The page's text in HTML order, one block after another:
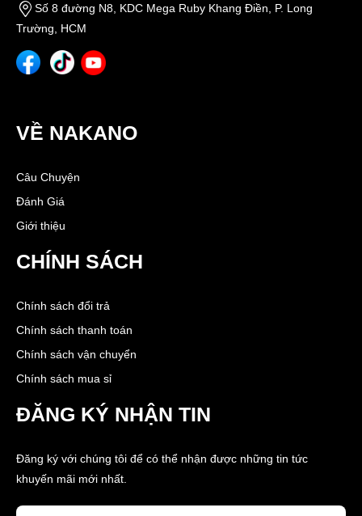
Số 8 đường N8, KDC Mega Ruby Khang Điền, P. Long
Trường, HCM
VỀ NAKANO
Câu Chuyện
Đánh Giá
Giới thiệu
CHÍNH SÁCH
Chính sách đổi trả
Chính sách thanh toán
Chính sách vận chuyển
Chính sách mua sỉ
ĐĂNG KÝ NHẬN TIN
Đăng ký với chúng tôi để có thể nhận được những tin tức
khuyến mãi mới nhất.